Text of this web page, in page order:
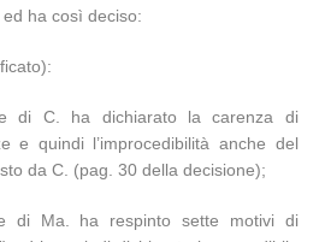
ed ha così deciso:
di C. ha dichiarato la carenza di
e quindi l’improcedibilità anche del
da C. (pag. 30 della decisione);
di Ma. ha respinto sette motivi di